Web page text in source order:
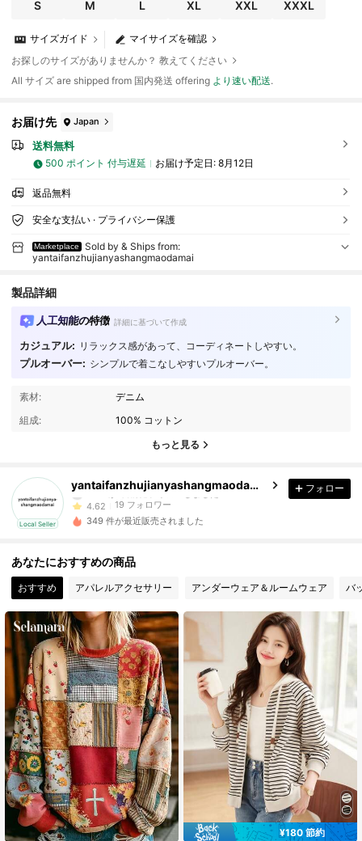
S M L XL XXL XXXL
マイサイズを確認
サイズガイド
お探しのサイズがありませんか？ 教えてください
All サイズ are shipped from 国内発送 offering より速い配送.
お届け先 Japan
送料無料
500 ポイント 付与遅延 お届け予定日: 8月12日
返品無料
安全な支払い · プライバシー保護
Marketplace
Sold by & Ships from:
yantaifanzhujianyashangmaodamai
製品詳細
人工知能の特徴 詳細に基づいて作成
カジュアル: リラックス感があって、コーディネートしやすい。
プルオーバー: シンプルで着こなしやすいプルオーバー。
素材:
デニム
組成:
100% コットン
もっと見る
Local Seller
yantaifanzhujianyashangmaodamai
19 フォロワー
19 フォロワー
19 フォロワー
4.62
4.62 19 フォロワー
19 フォロワー
4.62 19 フォロワー
フォロー
349 件が最近販売されました
あなたにおすすめの商品
おすすめ アパレルアクセサリー アンダーウェア＆ルームウェア バ
¥180 節約